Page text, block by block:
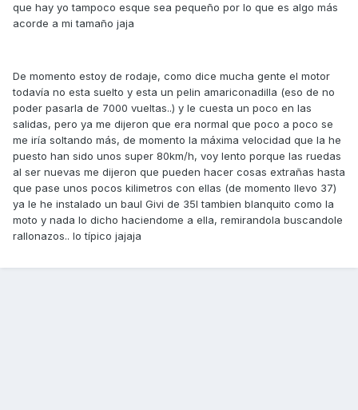
que hay yo tampoco esque sea pequeño por lo que es algo más
acorde a mi tamaño jaja
De momento estoy de rodaje, como dice mucha gente el motor
todavía no esta suelto y esta un pelin amariconadilla (eso de no
poder pasarla de 7000 vueltas..) y le cuesta un poco en las
salidas, pero ya me dijeron que era normal que poco a poco se
me iría soltando más, de momento la máxima velocidad que la he
puesto han sido unos super 80km/h, voy lento porque las ruedas
al ser nuevas me dijeron que pueden hacer cosas extrañas hasta
que pase unos pocos kilimetros con ellas (de momento llevo 37)
ya le he instalado un baul Givi de 35l tambien blanquito como la
moto y nada lo dicho haciendome a ella, remirandola buscandole
rallonazos.. lo típico jajaja